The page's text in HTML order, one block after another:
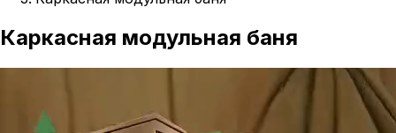
Каркасная модульная баня